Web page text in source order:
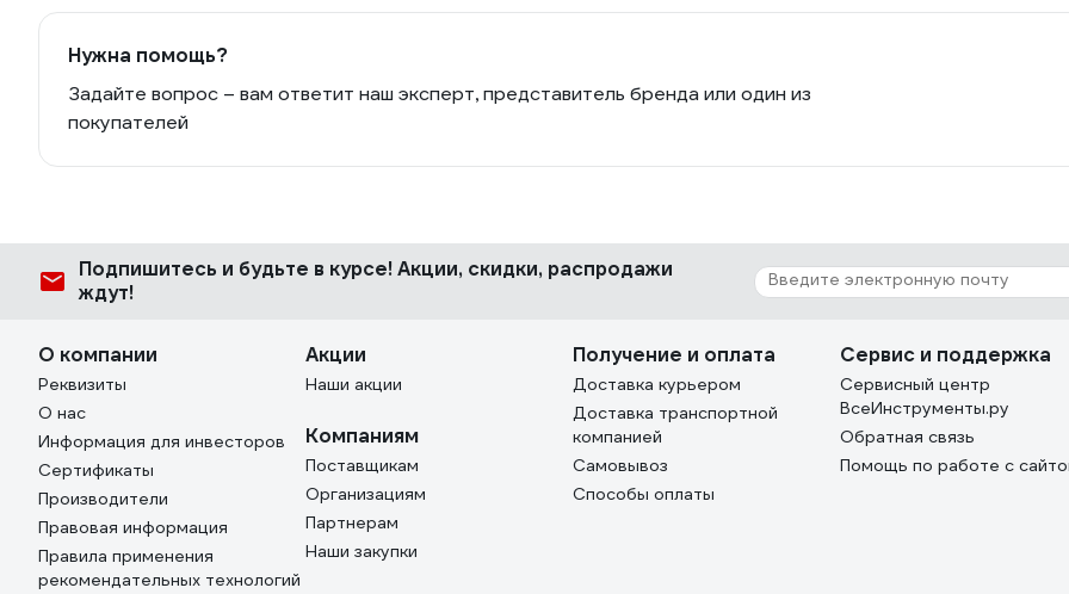
Нужна помощь?
Задайте вопрос – вам ответит наш эксперт, представитель бренда или один из
покупателей
Подпишитесь и будьте в курсе! Акции, скидки, распродажи
ждут!
О компании
Реквизиты
О нас
Информация для инвесторов
Сертификаты
Производители
Правовая информация
Правила применения
рекомендательных технологий
Акции
Наши акции
Компаниям
Поставщикам
Организациям
Партнерам
Наши закупки
Получение и оплата
Доставка курьером
Доставка транспортной
компанией
Самовывоз
Способы оплаты
Сервис и поддержка
Сервисный центр
ВсеИнструменты.ру
Обратная связь
Помощь по работе с